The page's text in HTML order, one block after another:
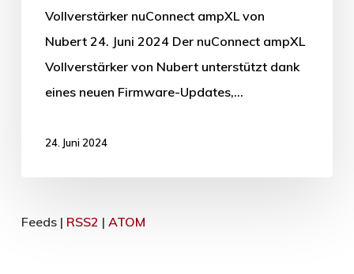
Vollverstärker nuConnect ampXL von
Nubert 24. Juni 2024 Der nuConnect ampXL
Vollverstärker von Nubert unterstützt dank
eines neuen Firmware-Updates,…
24. Juni 2024
Feeds | RSS2 | ATOM